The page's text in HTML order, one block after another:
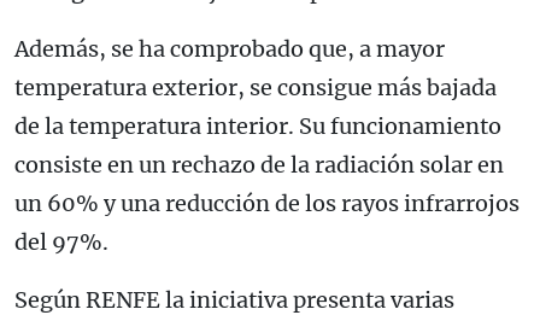
Además, se ha comprobado que, a mayor
temperatura exterior, se consigue más bajada
de la temperatura interior. Su funcionamiento
consiste en un rechazo de la radiación solar en
un 60% y una reducción de los rayos infrarrojos
del 97%.
Según RENFE la iniciativa presenta varias